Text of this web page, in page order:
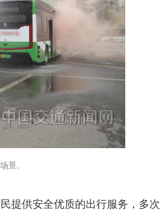
景。
提供安全优质的出行服务，多次